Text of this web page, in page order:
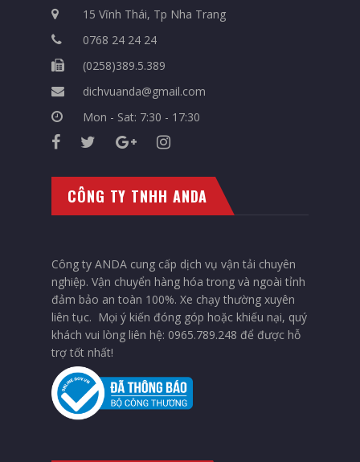
15 Vĩnh Thái, Tp Nha Trang
0768 24 24 24
(0258)389.5.389
dichvuanda@gmail.com
Mon - Sat: 7:30 - 17:30
CÔNG TY TNHH ANDA
Công ty ANDA cung cấp dịch vụ vận tải chuyên
nghiệp. Vận chuyển hàng hóa trong và ngoài tỉnh
đảm bảo an toàn 100%. Xe chạy thường xuyên
liên tục. Mọi ý kiến đóng góp hoặc khiếu nại, quý
khách vui lòng liên hệ: 0965.789.248 để được hỗ
trợ tốt nhất!